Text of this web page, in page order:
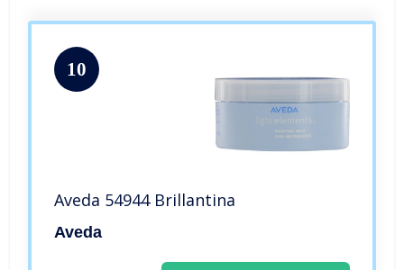
10
Aveda 54944 Brillantina
Aveda